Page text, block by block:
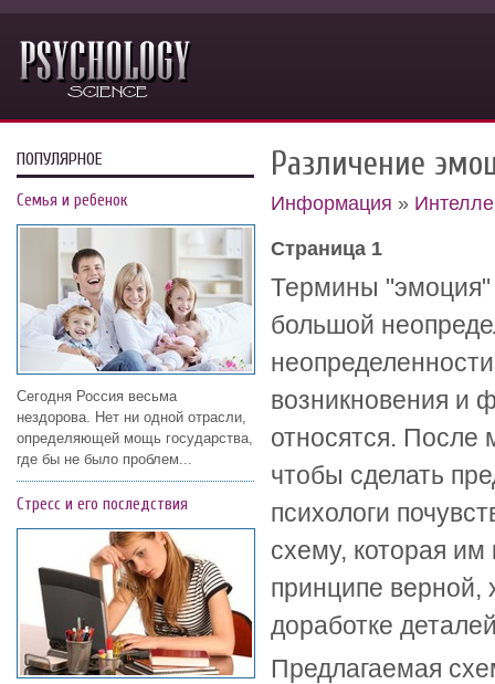
Различение
Информация »
Страница 1
Термины "эмоция"
большой
возникновения и
относятся. После
чтобы сделать
психологи
схему, которая
принципе верной,
доработке
Предлагаемая
ПОПУЛЯРНОЕ
Семья и ребенок
Сегодня Россия весьма
нездорова. Нет ни одной отрасли,
определяющей мощь государства,
где бы не было проблем...
Стресс и его последствия